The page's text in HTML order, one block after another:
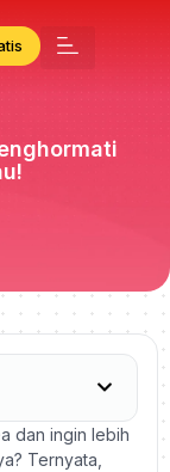
dan ingin lebih
Ternyata,